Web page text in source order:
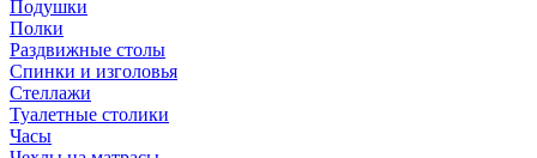
Подушки
Полки
Раздвижные столы
Спинки и изголовья
Стеллажи
Туалетные столики
Часы